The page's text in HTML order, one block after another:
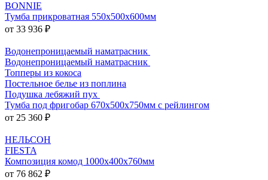
BONNIE
Тумба прикроватная 550х500х600мм
от 33 936 ₽
Водонепроницаемый наматрасник
Водонепроницаемый наматрасник
Топперы из кокоса
Постельное белье из поплина
Подушка лебяжий пух
Тумба под фригобар 670x500x750мм с рейлингом
от 25 360 ₽
НЕЛЬСОН
FIESTA
Композиция комод 1000х400х760мм
от 76 862 ₽